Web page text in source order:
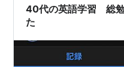
40代の英語学習 総
た